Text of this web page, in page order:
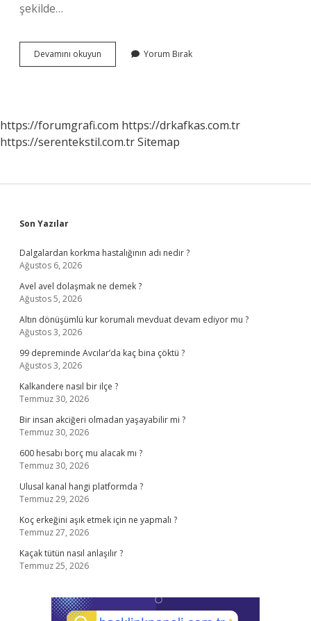
şekilde…
Devamını okuyun
Kişilerin
Başlar
Yorum Bırak
https://forumgrafi.com https://drkafkas.com.tr
https://serentekstil.com.trSitemap
Sidebar
Son Yazılar
Dalgalardan korkma hastalığının adı nedir ?
Ağustos 6, 2026
Avel avel dolaşmak ne demek ?
Ağustos 5, 2026
Altın dönüşümlü kur korumalı mevduat devam ediyor mu ?
Ağustos 3, 2026
99 depreminde Avcılar’da kaç bina çöktü ?
Ağustos 3, 2026
Kalkandere nasıl bir ilçe ?
Temmuz 30, 2026
Bir insan akciğeri olmadan yaşayabilir mi ?
Temmuz 30, 2026
600 hesabı borç mu alacak mı ?
Temmuz 30, 2026
Ulusal kanal hangi platformda ?
Temmuz 29, 2026
Koç erkeğini aşık etmek için ne yapmalı ?
Temmuz 27, 2026
Kaçak tütün nasıl anlaşılır ?
Temmuz 25, 2026